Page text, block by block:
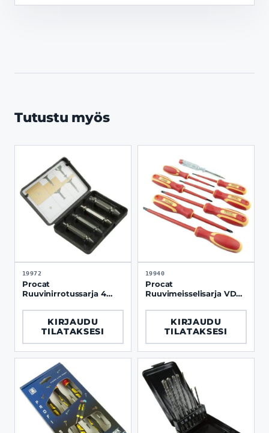
Tutustu myös
19972
Procat
Ruuvinirrotussarja 4
KIRJAUDU
TILATAKSESI
19940
Procat
Ruuvimeisselisarja VDE
KIRJAUDU
TILATAKSESI